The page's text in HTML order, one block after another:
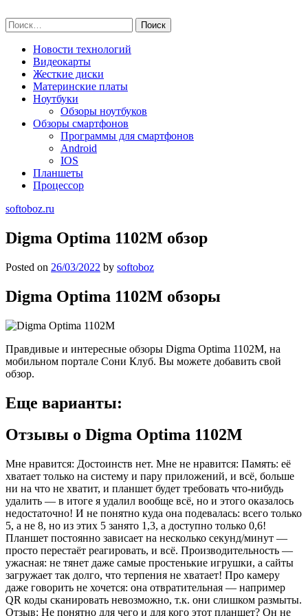
to
content
Найти:
Новости технологий
Видеокарты
Жесткие диски
Материнские платы
Ноутбуки
Обзоры ноутбуков
Обзоры смартфонов
Программы для смартфонов
Android
IOS
Планшеты
Процессор
softoboz.ru
Digma Optima 1102M обзор
Posted on 26/03/2022 by softoboz
Digma Optima 1102M обзоры
Правдивые и интересные обзоры Digma Optima 1102M, на
мобильном портале Сони Клуб. Вы можете добавить свой
обзор.
Еще варианты:
Отзывы о Digma Optima 1102M
Мне нравится: Достоинств нет. Мне не нравится: Память: её
хватает только на систему и пару приложений, и всё, больше
ни на что не хватит, и планшет будет требовать что-нибудь
удалить — в итоге я удалил вообще всё, но и этого оказалось
недостаточно! И не понятно куда она подевалась: всего только
5, а не 8, но из этих 5 занято 1,3, а доступно только 0,6!
Планшет постоянно зависает на несколько секунд/минут —
просто перестаёт реагировать, и всё. Производительность —
ужасная: не тянет даже самые простенькие игрушки, а сайты
загружает так долго, что терпения не хватает! Про камеру
даже говорить не хочется: она отвратительная — например
QR коды сканировать невозможно, т.к. они слишком размыты.
Отзыв: Не понятно для чего и для кого этот планшет? Он не